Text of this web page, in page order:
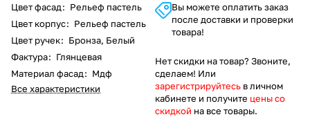
Цвет фасад: Рельеф пастель
Цвет корпус: Рельеф пастель
Цвет ручек: Бронза, Белый
Фактура: Глянцевая
Материал фасад: Мдф
Все характеристики
Вы можете оплатить заказ
после доставки и проверки
товара!
Нет скидки на товар? Звоните,
сделаем! Или
зарегистрируйтесь в личном
кабинете и получите цены со
скидкой на все товары.